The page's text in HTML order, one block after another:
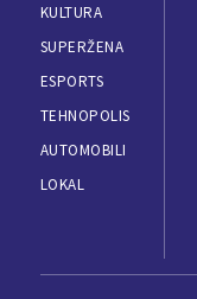
KULTURA
SUPERŽENA
ESPORTS
TEHNOPOLIS
AUTOMOBILI
LOKAL